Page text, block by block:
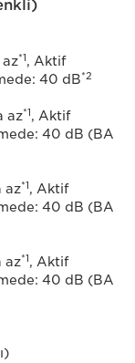
az*1, Aktif
40 dB*2
az*1, Aktif
40 dB (BA
az*1, Aktif
40 dB (BA
az*1, Aktif
40 dB (BA